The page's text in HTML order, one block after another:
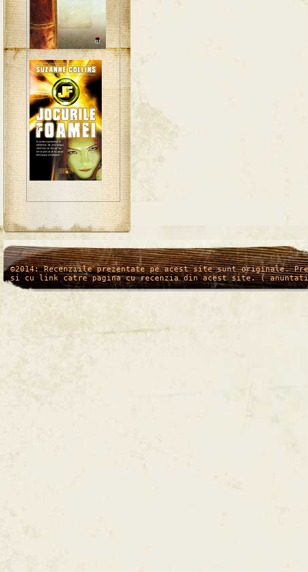
/* */
©2014: Recenziile prezentate pe acest site sunt originale.
si cu link catre pagina cu recenzia din acest site. (